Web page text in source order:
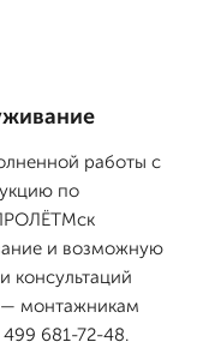
работы с
по
и возможную
консультаций
— монтажникам
681-72-48.